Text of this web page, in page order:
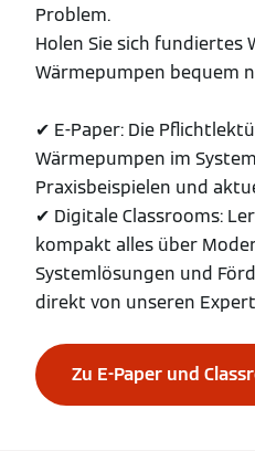
Problem.
Holen Sie sich fundiertes
Wärmepumpen bequem
✔ E-Paper: Die
Wärmepumpen im
Praxisbeispielen und
✔ Digitale Classrooms:
kompakt alles über
Systemlösungen und
direkt von unseren
Zu E-Paper und